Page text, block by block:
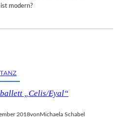
modern?
TANZ
„Celis/Eyal“
2018von Michaela Schabel